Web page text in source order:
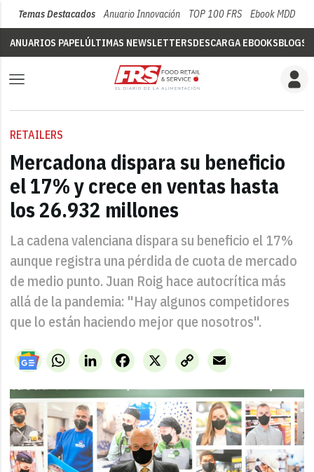
Temas Destacados Anuario Innovación TOP 100 FRS Ebook MDD
ANUARIOS PAPELÚLTIMAS NEWSLETTERSDESCARGA EBOOKSBLOGS
RETAILERS
Mercadona dispara su beneficio
el 17% y crece en ventas hasta
los 26.932 millones
La cadena valenciana dispara su beneficio el 17%
aunque registra una pérdida de cuota de mercado
de medio punto. Juan Roig hace autocrítica más
allá de la pandemia: "Hay algunos competidores
que lo están haciendo mejor que nosotros".
WhatsAppLinkedIn X
Facebook
Copy
Link
Email